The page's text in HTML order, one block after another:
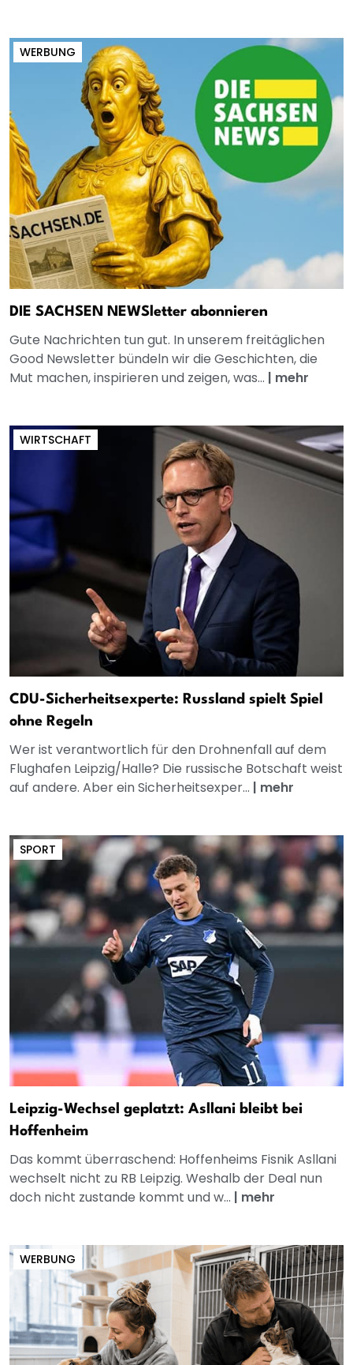
WERBUNG
DIE SACHSEN NEWSletter abonnieren
Gute Nachrichten tun gut. In unserem freitäglichen
Good Newsletter bündeln wir die Geschichten, die
Mut machen, inspirieren und zeigen, was... | mehr
WIRTSCHAFT
CDU-Sicherheitsexperte: Russland spielt Spiel
ohne Regeln
Wer ist verantwortlich für den Drohnenfall auf dem
Flughafen Leipzig/Halle? Die russische Botschaft weist
auf andere. Aber ein Sicherheitsexper... | mehr
SPORT
Leipzig-Wechsel geplatzt: Asllani bleibt bei
Hoffenheim
Das kommt überraschend: Hoffenheims Fisnik Asllani
wechselt nicht zu RB Leipzig. Weshalb der Deal nun
doch nicht zustande kommt und w... | mehr
WERBUNG